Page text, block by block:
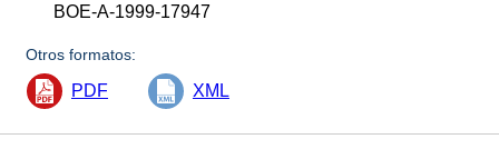
BOE-A-1999-17947
Otros formatos:
PDF XML